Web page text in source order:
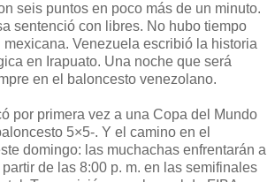
seis puntos en poco más de un minuto.
sentenció con libres. No hubo tiempo
mexicana. Venezuela escribió la historia
en Irapuato. Una noche que será
en el baloncesto venezolano.
por primera vez a una Copa del Mundo
5×5-. Y el camino en el
domingo: las muchachas enfrentarán a
de las 8:00 p. m. en las semifinales